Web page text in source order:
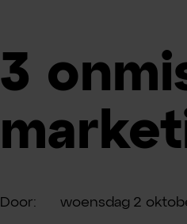
3
Door: woensdag 2